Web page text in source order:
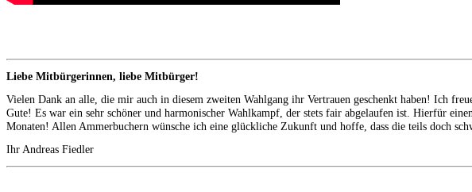
Liebe Mitbürgerinnen, liebe Mitbürger!
Vielen Dank an alle, die mir auch in diesem zweiten Wahlgang ihr Vertrauen geschenkt haben! Ich
Gute! Es war ein sehr schöner und harmonischer Wahlkampf, der stets fair abgelaufen ist. Hierfür
Monaten! Allen Ammerbuchern wünsche ich eine glückliche Zukunft und hoffe, dass die teils doch
Ihr Andreas Fiedler